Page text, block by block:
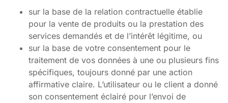
sur la base de la relation contractuelle établie
pour la vente de produits ou la prestation des
services demandés et de l’intérêt légitime, ou
sur la base de votre consentement pour le
traitement de vos données à une ou plusieurs fins
spécifiques, toujours donné par une action
affirmative claire. L’utilisateur ou le client a donné
son consentement éclairé pour l’envoi de